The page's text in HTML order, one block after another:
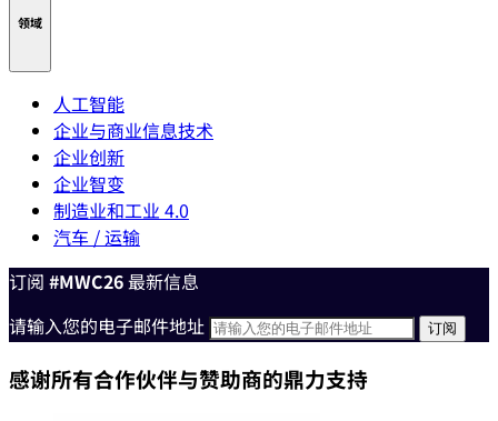
领域
人工智能
企业与商业信息技术
企业创新
企业智变
制造业和工业 4.0
汽车 / 运输
订阅 #MWC26最新信息
请输入您的电子邮件地址
感谢所有合作伙伴与赞助商的鼎力支持